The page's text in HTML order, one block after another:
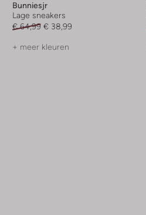
Bunniesjr
Lage sneakers
€ 64,99 € 38,99
+ meer kleuren